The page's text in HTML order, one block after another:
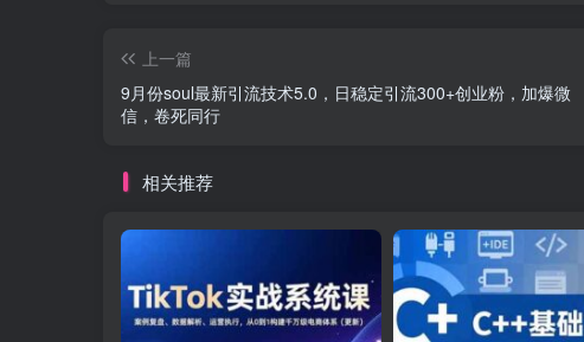
上一篇
9月份soul最新引流技术5.0，日稳定引流300+创业粉，加爆微
信，卷死同行
相关推荐